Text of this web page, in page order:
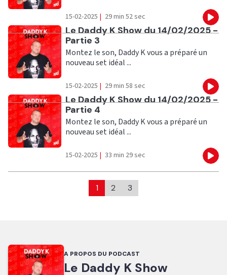
15-02-2025 | 29 min 52 sec
Ecouter
Le Daddy K Show du 14/02/2025 -
Partie 3
Montez le son, Daddy K vous a préparé un
nouveau set idéal ...
15-02-2025 | 29 min 58 sec
Ecouter
Le Daddy K Show du 14/02/2025 -
Partie 4
Montez le son, Daddy K vous a préparé un
nouveau set idéal ...
15-02-2025 | 33 min 29 sec
1 2 3
A PROPOS DU PODCAST
Le Daddy K Show